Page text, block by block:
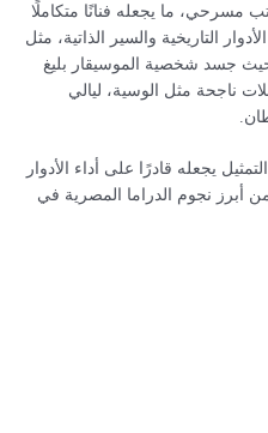
مسرحي، ما يجعله فنانًا متكاملًا
التاريخية والسير الذاتية، مثل
جسد شخصية الموسيقار بليغ
ناجحة مثل الوسية، ليالي
يجعله قادرًا على أداء الأدوار
أبرز نجوم الدراما المصرية في